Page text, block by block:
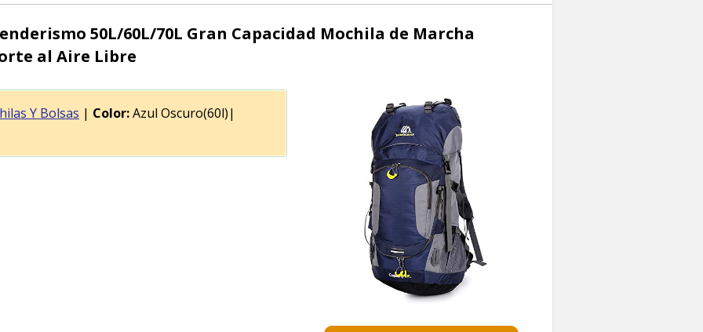
50L/60L/70L Gran Capacidad Mochila de Marcha
al Aire Libre
Y Bolsas | Color:Azul Oscuro(60l)|